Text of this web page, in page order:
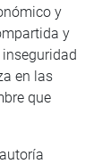
y
y
en las
que